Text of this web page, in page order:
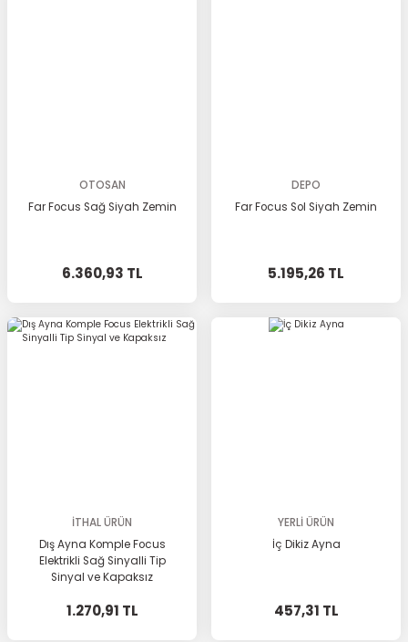
OTOSAN
Far Focus Sağ Siyah Zemin
6.360,93 TL
DEPO
Far Focus Sol Siyah Zemin
5.195,26 TL
İTHAL ÜRÜN
Dış Ayna Komple Focus
Elektrikli Sağ Sinyalli Tip
Sinyal ve Kapaksız
1.270,91 TL
YERLİ ÜRÜN
İç Dikiz Ayna
457,31 TL